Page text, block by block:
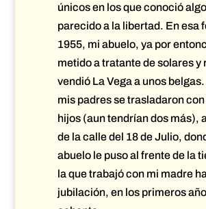
únicos en los que conoció algo
parecido a la libertad. En esa
1955, mi abuelo, ya por
metido a tratante de solares y
vendió La Vega a unos
mis padres se trasladaron
hijos (aun tendrían dos más),
de la calle del 18 de Julio,
abuelo le puso al frente de la
la que trabajó con mi madre
jubilación, en los primeros